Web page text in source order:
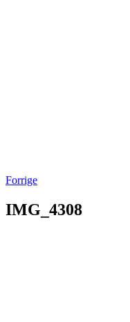
Forrige
IMG_4308